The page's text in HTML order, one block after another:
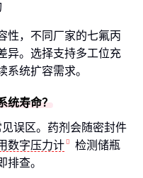
性，不同厂家的七氟丙
异。选择支持多工位充
系统扩容需求。
统寿命？
见误区。药剂会随密封件
数字压力计
检测储瓶
排查。